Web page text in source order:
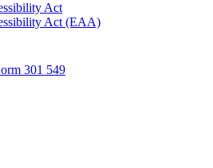
Act
Act (EAA)
301 549